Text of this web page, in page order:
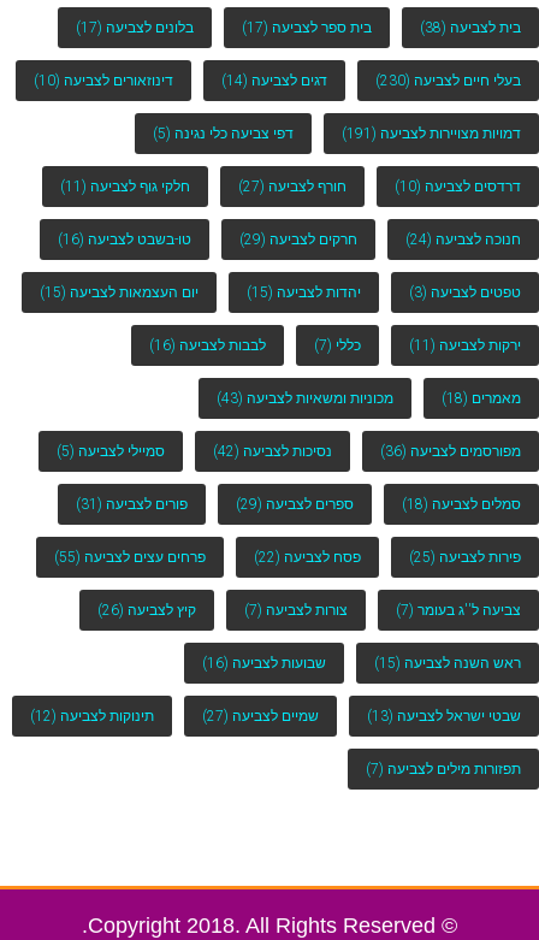
בית לצביעה (38) בית ספר לצביעה (17) בלונים לצביעה (17)
בעלי חיים לצביעה (230) דגים לצביעה (14) דינוזאורים לצביעה (10)
דמויות מצויירות לצביעה (191) דפי צביעה כלי נגינה (5)
דרדסים לצביעה (10) חורף לצביעה (27) חלקי גוף לצביעה (11)
חנוכה לצביעה (24) חרקים לצביעה (29) טו-בשבט לצביעה (16)
טפטים לצביעה (3) יהדות לצביעה (15) יום העצמאות לצביעה (15)
ירקות לצביעה (11) כללי (7) לבבות לצביעה (16)
מאמרים (18) מכוניות ומשאיות לצביעה (43)
מפורסמים לצביעה (36) נסיכות לצביעה (42) סמיילי לצביעה (5)
סמלים לצביעה (18) ספרים לצביעה (29) פורים לצביעה (31)
פירות לצביעה (25) פסח לצביעה (22) פרחים עצים לצביעה (55)
צביעה ל''ג בעומר (7) צורות לצביעה (7) קיץ לצביעה (26)
ראש השנה לצביעה (15) שבועות לצביעה (16)
שבטי ישראל לצביעה (13) שמיים לצביעה (27) תינוקות לצביעה (12)
תפזורות מילים לצביעה (7)
© Copyright 2018. All Rights Reserved.